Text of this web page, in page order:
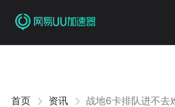
首页 资讯 战地6卡排队进不去